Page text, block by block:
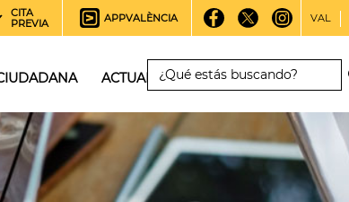
CITA
PREVIA
APPVALÈNCIA VAL
ACTUALIDAD